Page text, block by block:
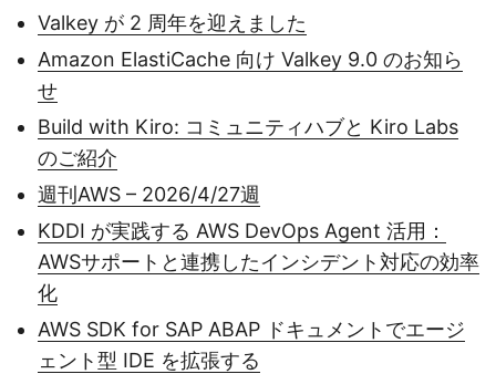
Valkey が 2 周年を迎えました
Amazon ElastiCache 向け Valkey 9.0 のお知ら
せ
Build with Kiro: コミュニティハブと Kiro Labs
のご紹介
週刊AWS – 2026/4/27週
KDDI が実践する AWS DevOps Agent 活用：
AWSサポートと連携したインシデント対応の効率
化
AWS SDK for SAP ABAP ドキュメントでエージ
ェント型 IDE を拡張する